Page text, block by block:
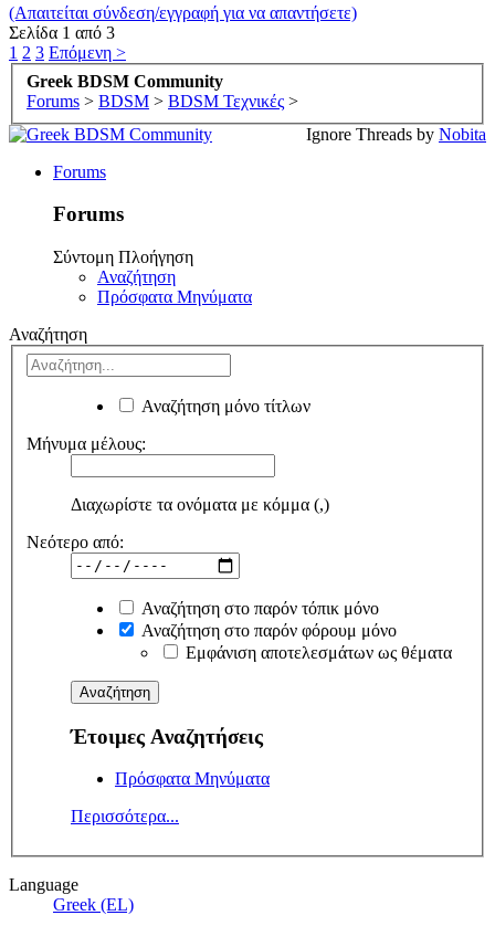
(Απαιτείται σύνδεση/εγγραφή για να απαντήσετε)
Σελίδα 1 από 3
1 2 3 Επόμενη >
Greek BDSM Community
Forums > BDSM > BDSM Τεχνικές >
Ignore Threads by Nobita
Forums
Forums
Σύντομη Πλοήγηση
Αναζήτηση
Πρόσφατα Μηνύματα
Αναζήτηση
Αναζήτηση μόνο τίτλων
Μήνυμα μέλους:
Διαχωρίστε τα ονόματα με κόμμα (,)
Νεότερο από:
Αναζήτηση στο παρόν τόπικ μόνο
Αναζήτηση στο παρόν φόρουμ μόνο
Εμφάνιση αποτελεσμάτων ως θέματα
Έτοιμες Αναζητήσεις
Πρόσφατα Μηνύματα
Περισσότερα...
Language
Greek (EL)